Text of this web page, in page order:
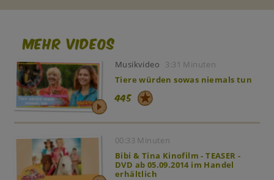
Mehr Videos
Musikvideo
3:31 Minuten
Tiere würden sowas niemals tun
445
00:33 Minuten
Bibi & Tina Kinofilm - TEASER -
DVD ab 05.09.2014 im Handel
erhältlich